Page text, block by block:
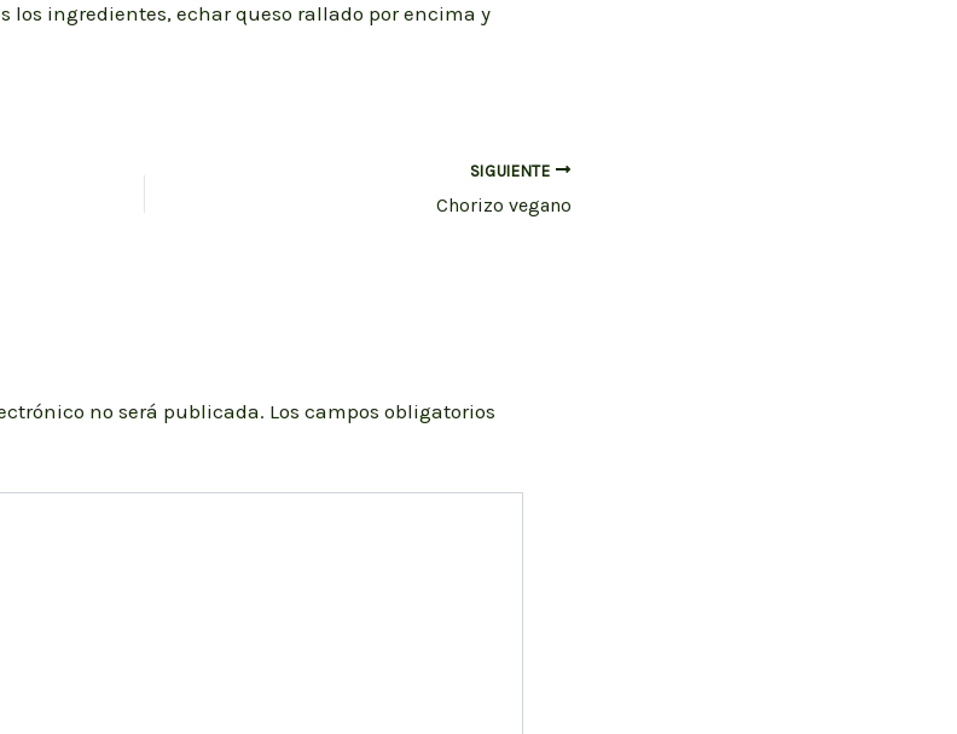
los ingredientes, echar queso rallado por encima y
SIGUIENTE
Chorizo vegano
no será publicada. Los campos obligatorios